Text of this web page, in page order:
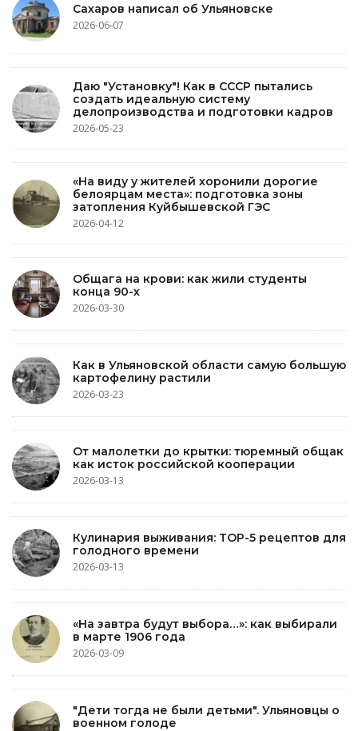
Сахаров написал об Ульяновске
2026-06-07
Даю "Установку"! Как в СССР пытались
создать идеальную систему
делопроизводства и подготовки кадров
2026-05-23
«На виду у жителей хоронили дорогие
белоярцам места»: подготовка зоны
затопления Куйбышевской ГЭС
2026-04-12
Общага на крови: как жили студенты
конца 90-х
2026-03-30
Как в Ульяновской области самую большую
картофелину растили
2026-03-23
От малолетки до крытки: тюремный общак
как исток российской кооперации
2026-03-13
Кулинария выживания: TOP-5 рецептов для
голодного времени
2026-03-13
«На завтра будут выбора…»: как выбирали
в марте 1906 года
2026-03-09
"Дети тогда не были детьми". Ульяновцы о
военном голоде